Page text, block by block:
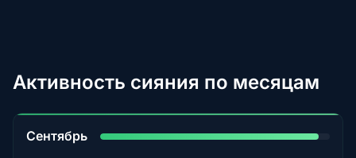
Активность сияния по месяцам
Сентябрь